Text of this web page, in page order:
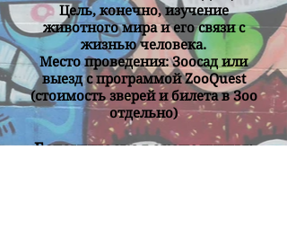
Цель, конечно, изучение
животного мира и его связи с
жизнью человека.
Место проведения: Зоосад или
выезд с программой ZooQuest
(cтоимость зверей и билета в Зоо
отдельно)
Ботаническая экспедиция: